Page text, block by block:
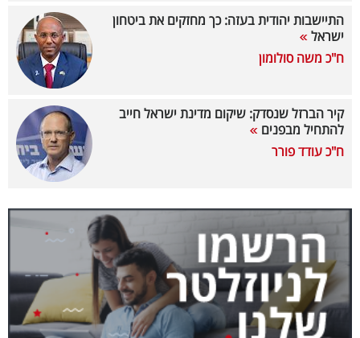
תרבות
ופנאי
TOP-
5
פודקאסט
40
UNDER
40
התיישבות יהודית בעזה: כך מחזקים את ביטחון
ישראל
ח"כ משה סולומון
קיר הברזל שנסדק: שיקום מדינת ישראל חייב
להתחיל מבפנים
ח"כ עודד פורר